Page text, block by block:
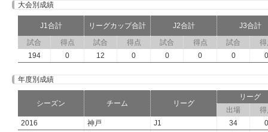
大会別成績
J1合計 リーグカップ合計 J2合計
J3合計
試合
得点 試合 得点 試合 得点 試合
得
194
0 12 0 0 0 0 0
年度別成績
シーズン チーム リーグ
リーグ
出場
得
2016
神戸 J1 34
0